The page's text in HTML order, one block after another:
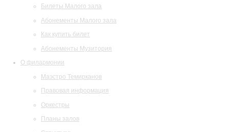
Билеты Малого зала
Абонементы Малого зала
Как купить билет
Абонементы Музитория
О филармонии
Маэстро Темирканов
Правовая информация
Оркестры
Планы залов